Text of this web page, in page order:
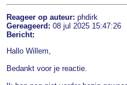
Reageer op auteur: phdirk
Gereageerd: 08 jul 2025 15:47:26
Bericht:
Hallo Willem,
Bedankt voor je reactie.